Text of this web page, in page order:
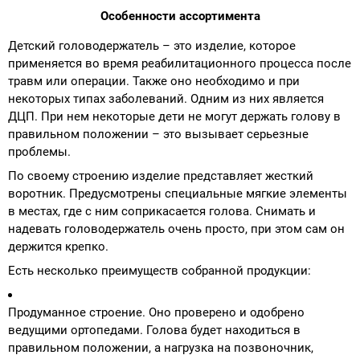
Особенности ассортимента
Детский головодержатель – это изделие, которое
применяется во время реабилитационного процесса после
травм или операции. Также оно необходимо и при
некоторых типах заболеваний. Одним из них является
ДЦП. При нем некоторые дети не могут держать голову в
правильном положении – это вызывает серьезные
проблемы.
По своему строению изделие представляет жесткий
воротник. Предусмотрены специальные мягкие элементы
в местах, где с ним соприкасается голова. Снимать и
надевать головодержатель очень просто, при этом сам он
держится крепко.
Есть несколько преимуществ собранной продукции:
Продуманное строение. Оно проверено и одобрено
ведущими ортопедами. Голова будет находиться в
правильном положении, а нагрузка на позвоночник,